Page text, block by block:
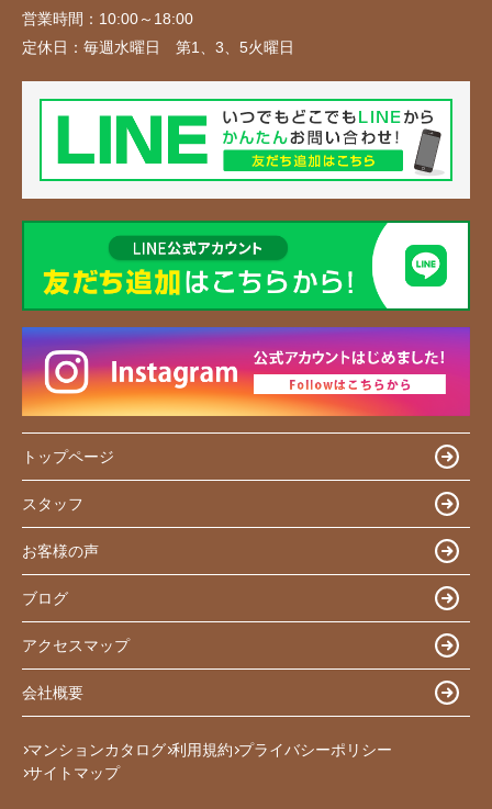
営業時間： 10:00～18:00
定休日： 毎週水曜日 第1、3、5火曜日
トップページ
スタッフ
お客様の声
ブログ
アクセスマップ
会社概要
マンションカタログ 利用規約 プライバシーポリシー
サイトマップ